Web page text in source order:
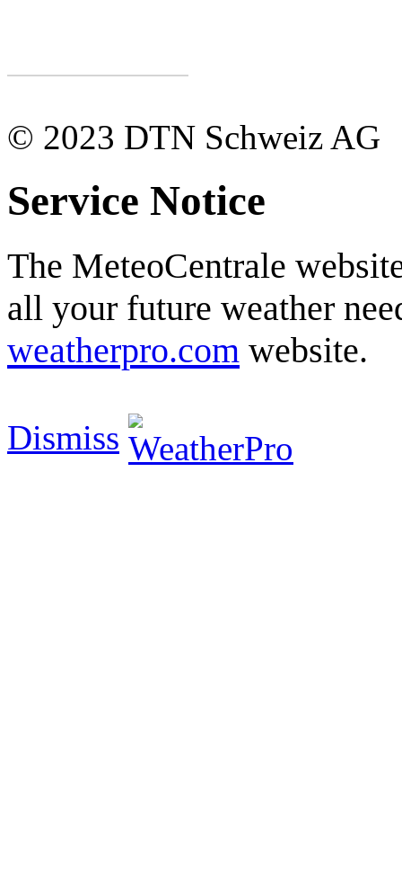
© 2023 DTN Schweiz AG
Service Notice
The MeteoCentrale
all your future weather
weatherpro.com website.
Dismiss